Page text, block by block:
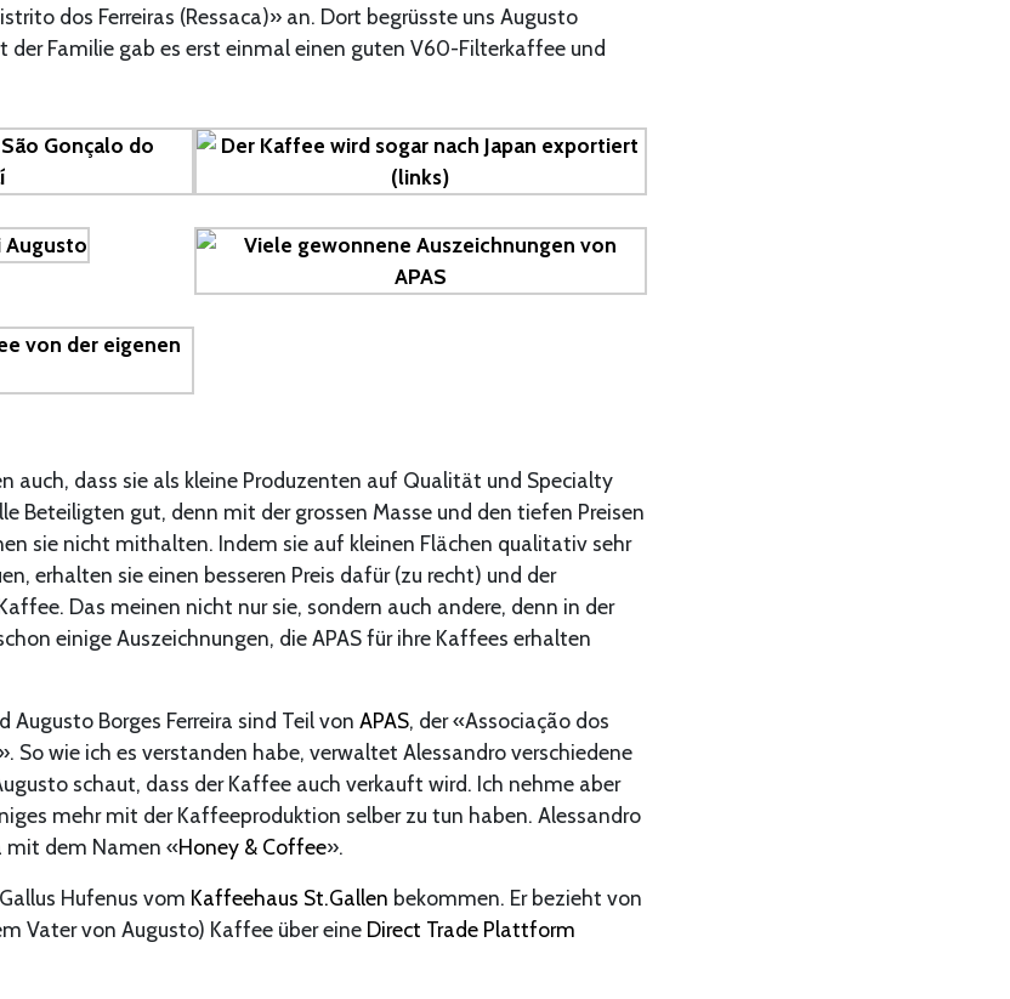
dos Ferreiras (Ressaca)» an. Dort begrüsste uns Augusto
der Familie gab es erst einmal einen guten V60-Filterkaffee und
auch, dass sie als kleine Produzenten auf Qualität und Specialty
Beteiligten gut, denn mit der grossen Masse und den tiefen Preisen
sie nicht mithalten. Indem sie auf kleinen Flächen qualitativ sehr
erhalten sie einen besseren Preis dafür (zu recht) und der
Das meinen nicht nur sie, sondern auch andere, denn in der
einige Auszeichnungen, die APAS für ihre Kaffees erhalten
Augusto Borges Ferreira sind Teil von APAS, der «Associação dos
So wie ich es verstanden habe, verwaltet Alessandro verschiedene
schaut, dass der Kaffee auch verkauft wird. Ich nehme aber
mehr mit der Kaffeeproduktion selber zu tun haben. Alessandro
mit dem Namen «Honey & Coffee».
Hufenus vom Kaffeehaus St.Gallen bekommen. Er bezieht von
Vater von Augusto) Kaffee über eine Direct Trade Plattform